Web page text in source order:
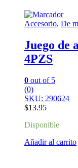
Accesorio, De
Juego de
4PZS
0 out of 5
(0)
SKU: 290624
$13.95
Disponible
Añadir al carrito